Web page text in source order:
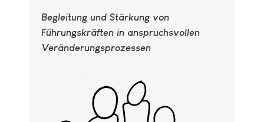
Begleitung und Stärkung von
Führungskräften in anspruchsvollen
Veränderungsprozessen